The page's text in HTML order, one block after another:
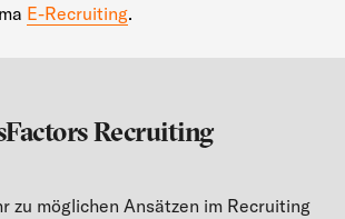
E-Recruiting.
Recruiting
zu möglichen Ansätzen im Recruiting